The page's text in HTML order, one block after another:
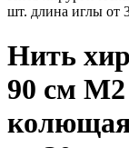
шт. длина иглы от
Нить
90 см М2